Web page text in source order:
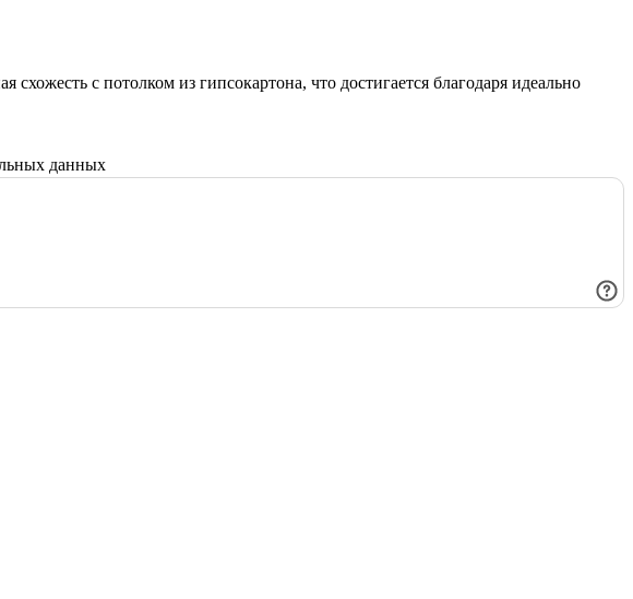
с потолком из гипсокартона, что достигается благодаря идеально
данных